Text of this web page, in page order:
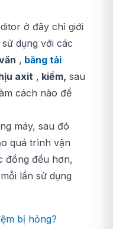
ở đây chỉ giới
dụng với các
, băng tải
axit , kiềm, sau
cách nào để
máy, sau đó
quá trình vận
đồng đều hơn,
lần sử dụng
bị hỏng?